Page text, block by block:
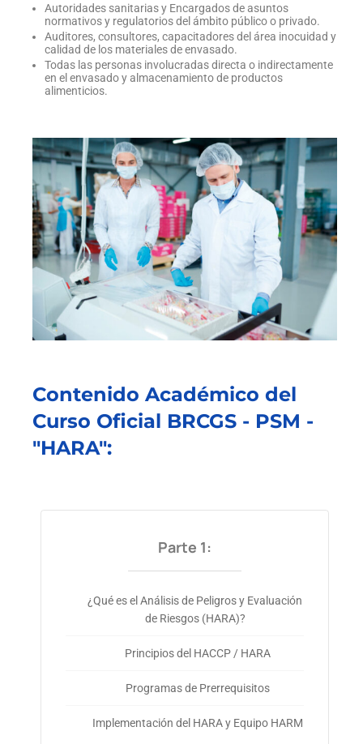
Autoridades sanitarias y Encargados de asuntos
normativos y regulatorios del ámbito público o privado.
Auditores, consultores, capacitadores del área inocuidad y
calidad de los materiales de envasado.
Todas las personas involucradas directa o indirectamente
en el envasado y almacenamiento de productos
alimenticios.
Contenido Académico del
Curso Oficial BRCGS - PSM -
"HARA":
Parte 1:
¿Qué es el Análisis de Peligros y Evaluación
de Riesgos (HARA)?
Principios del HACCP / HARA
Programas de Prerrequisitos
Implementación del HARA y Equipo HARM